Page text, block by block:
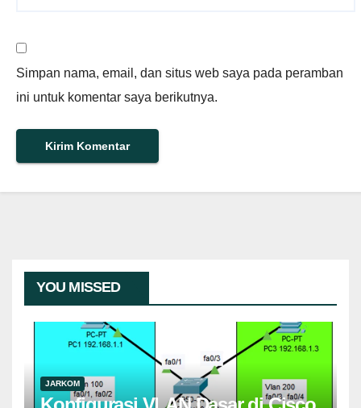
Simpan nama, email, dan situs web saya pada peramban
ini untuk komentar saya berikutnya.
YOU MISSED
JARKOM